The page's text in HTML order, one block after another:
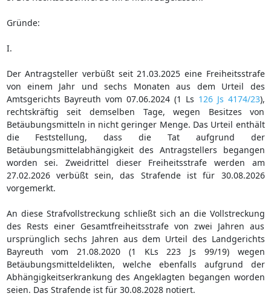
Gründe:
I.
Der Antragsteller verbüßt seit 21.03.2025 eine Freiheitsstrafe
von einem Jahr und sechs Monaten aus dem Urteil des
Amtsgerichts Bayreuth vom 07.06.2024 (1 Ls 126 Js 4174/23),
rechtskräftig seit demselben Tage, wegen Besitzes von
Betäubungsmitteln in nicht geringer Menge. Das Urteil enthält
die Feststellung, dass die Tat aufgrund der
Betäubungsmittelabhängigkeit des Antragstellers begangen
worden sei. Zweidrittel dieser Freiheitsstrafe werden am
27.02.2026 verbüßt sein, das Strafende ist für 30.08.2026
vorgemerkt.
An diese Strafvollstreckung schließt sich an die Vollstreckung
des Rests einer Gesamtfreiheitsstrafe von zwei Jahren aus
ursprünglich sechs Jahren aus dem Urteil des Landgerichts
Bayreuth vom 21.08.2020 (1 KLs 223 Js 99/19) wegen
Betäubungsmitteldelikten, welche ebenfalls aufgrund der
Abhängigkeitserkrankung des Angeklagten begangen worden
seien. Das Strafende ist für 30.08.2028 notiert.